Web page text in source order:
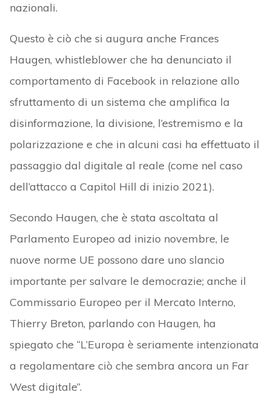
nazionali.
Questo è ciò che si augura anche Frances
Haugen, whistleblower che ha denunciato il
comportamento di Facebook in relazione allo
sfruttamento di un sistema che amplifica la
disinformazione, la divisione, l’estremismo e la
polarizzazione e che in alcuni casi ha effettuato il
passaggio dal digitale al reale (come nel caso
dell’attacco a Capitol Hill di inizio 2021).
Secondo Haugen, che è stata ascoltata al
Parlamento Europeo ad inizio novembre, le
nuove norme UE possono dare uno slancio
importante per salvare le democrazie; anche il
Commissario Europeo per il Mercato Interno,
Thierry Breton, parlando con Haugen, ha
spiegato che “L’Europa è seriamente intenzionata
a regolamentare ciò che sembra ancora un Far
West digitale”.